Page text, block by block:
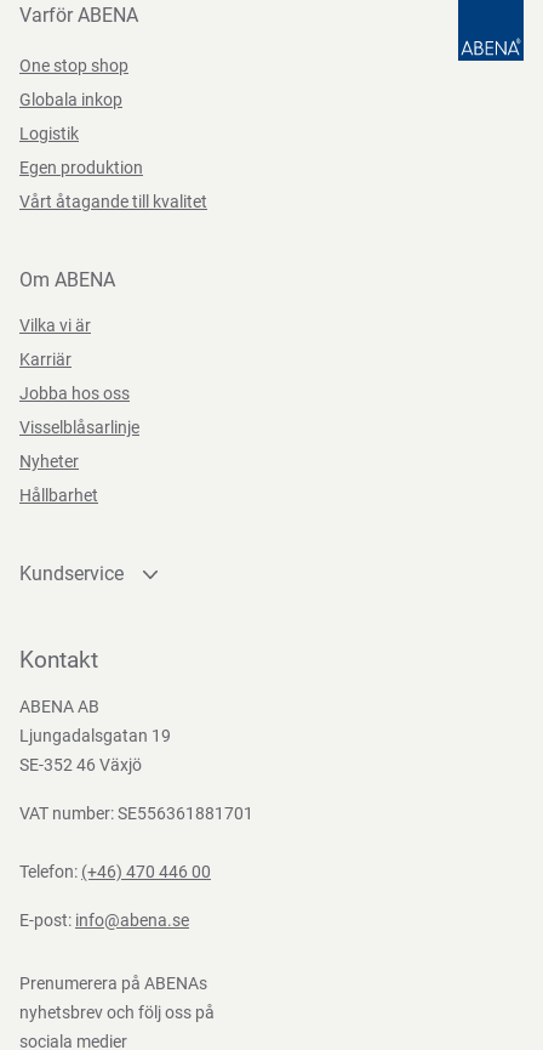
Varför ABENA
One stop shop
Globala inkop
Logistik
Egen produktion
Vårt åtagande till kvalitet
Om ABENA
Vilka vi är
Karriär
Jobba hos oss
Visselblåsarlinje
Nyheter
Hållbarhet
Kundservice
Bli kund
Nedladdningar
Kontakt
ABENA AB
Ljungadalsgatan 19
SE-352 46 Växjö
VAT number: SE556361881701
Telefon: (+46) 470 446 00
E-post: info@abena.se
Prenumerera på ABENAs
nyhetsbrev och följ oss på
sociala medier